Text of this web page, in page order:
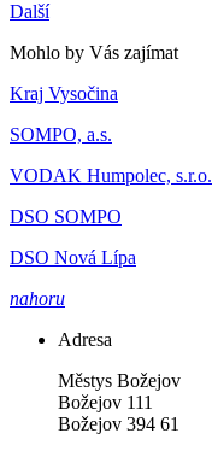
Další
Mohlo by Vás zajímat
Kraj Vysočina
SOMPO, a.s.
VODAK Humpolec, s.r.o.
DSO SOMPO
DSO Nová Lípa
nahoru
Adresa
Městys Božejov
Božejov 111
Božejov 394 61